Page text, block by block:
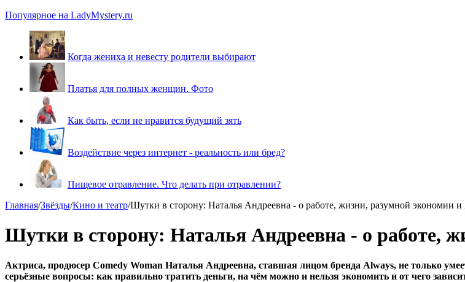
Популярное на LadyMystery.ru
Когда жениха и невесту родители выбирают
Платья для полных женщин. Фото
Как быть, если не нравится будущий зять
Воздействие через интернет - реальность или бред?
Пищевое отравление. Что делать при отравлении?
Главная/Звёзды/Кино и театр/Шутки в сторону: Наталья Андреевна - о работе, жизни, разумной экономии
Шутки в сторону: Наталья Андреевна - о работе,
Актриса, продюсер Comedy Woman Наталья Андреевна, ставшая лицом бренда Always, не только
серьёзные вопросы: как правильно тратить деньги, на чём можно и нельзя экономить и от чего